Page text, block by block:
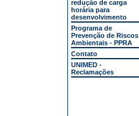
redução de carga
horária para
desenvolvimento
Programa de
Prevenção de Riscos
Ambientais - PPRA
Contato
UNIMED -
Reclamações